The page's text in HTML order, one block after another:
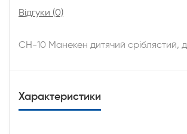
Відгуки (0)
CH-10 Манекен дитячий сріблястий,
Характеристики